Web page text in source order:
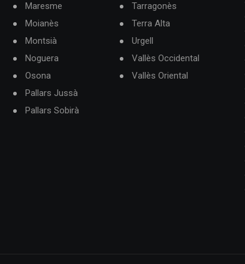
Maresme
Moianès
Montsià
Noguera
Osona
Pallars Jussà
Pallars Sobirà
Tarragonès
Terra Alta
Urgell
Vallès Occidental
Vallès Oriental